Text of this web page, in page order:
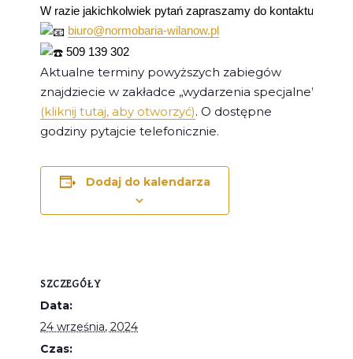
W razie jakichkolwiek pytań zapraszamy do kontaktu.
biuro@normobaria-wilanow.pl
509 139 302
Aktualne terminy powyższych zabiegów
znajdziecie w zakładce „wydarzenia specjalne”
(kliknij tutaj, aby otworzyć). O dostępne
godziny pytajcie telefonicznie.
Dodaj do kalendarza
SZCZEGÓŁY
Data:
24 września, 2024
Czas: